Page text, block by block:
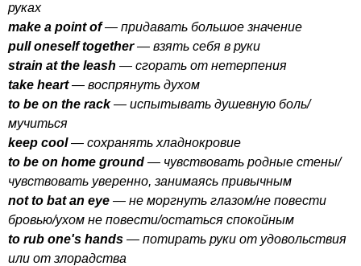
руках
make a point of— придавать большое значение
pull oneself together— взять себя в руки
strain at the leash — сгорать от нетерпения
take heart — воспрянуть духом
to be on the rack— испытывать душевную боль/
мучиться
keep cool— сохранять хладнокровие
to be on home ground — чувствовать родные стены/
чувствовать уверенно, занимаясь привычным
not to bat an eye — не моргнуть глазом/не повести
бровью/ухом не повести/остаться спокойным
to rub one's hands — потирать руки от удовольствия
или от злорадства